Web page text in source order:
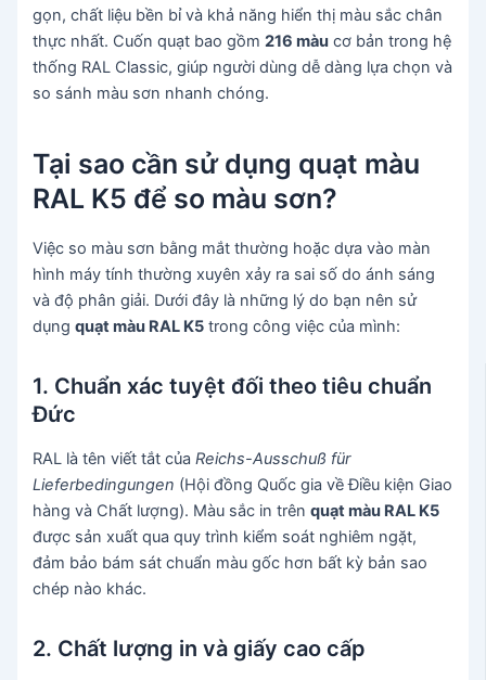
gọn, chất liệu bền bỉ và khả năng hiển thị màu sắc chân
thực nhất. Cuốn quạt bao gồm216 màu cơ bản trong hệ
thống RAL Classic, giúp người dùng dễ dàng lựa chọn và
so sánh màu sơn nhanh chóng.
Tại sao cần sử dụng quạt màu
RAL K5 để so màu sơn?
Việc so màu sơn bằng mắt thường hoặc dựa vào màn
hình máy tính thường xuyên xảy ra sai số do ánh sáng
và độ phân giải. Dưới đây là những lý do bạn nên sử
dụngquạt màu RAL K5 trong công việc của mình:
1. Chuẩn xác tuyệt đối theo tiêu chuẩn
Đức
RAL là tên viết tắt củaReichs-Ausschuß für
Lieferbedingungen (Hội đồng Quốc gia về Điều kiện Giao
hàng và Chất lượng). Màu sắc in trênquạt màu RAL K5
được sản xuất qua quy trình kiểm soát nghiêm ngặt,
đảm bảo bám sát chuẩn màu gốc hơn bất kỳ bản sao
chép nào khác.
2. Chất lượng in và giấy cao cấp